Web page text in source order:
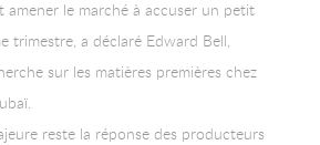
amener le marché à accuser un petit
trimestre, a déclaré Edward Bell,
sur les matières premières chez
reste la réponse des producteurs